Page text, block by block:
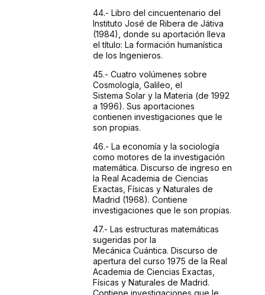
44.- Libro del cincuentenario del
Instituto José de Ribera de Játiva
(1984), donde su aportación lleva
eltítulo: La formación humanística
de los Ingenieros.
45.- Cuatro volúmenes sobre
Cosmología, Galileo, el
Sistema Solar y la Materia (de 1992
a 1996). Sus aportaciones
contienen investigaciones que le
son propias.
46.- La economía y la sociología
como motores de la investigación
matemática. Discurso de ingreso en
la Real Academia de Ciencias
Exactas, Físicas y Naturales de
Madrid (1968). Contiene
investigaciones que le son propias.
47.- Las estructuras matemáticas
sugeridas por la
Mecánica Cuántica. Discurso de
apertura del curso 1975 de la Real
Academia de Ciencias Exactas,
Físicas y Naturales de Madrid.